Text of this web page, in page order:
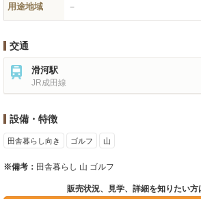
用途地域 －
交通
滑河駅
JR成田線
設備・特徴
田舎暮らし向き ゴルフ 山
※備考： 田舎暮らし 山 ゴルフ
販売状況、見学、詳細を知りたい方